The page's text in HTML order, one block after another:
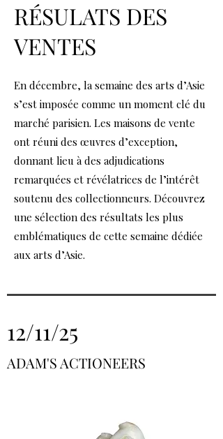
RÉSULATS DES
VENTES
En décembre, la semaine des arts d’Asie
s’est imposée comme un moment clé du
marché parisien. Les maisons de vente
ont réuni des œuvres d’exception,
donnant lieu à des adjudications
remarquées et révélatrices de l’intérêt
soutenu des collectionneurs. Découvrez
une sélection des résultats les plus
emblématiques de cette semaine dédiée
aux arts d’Asie.
12/11/25
ADAM'S ACTIONEERS